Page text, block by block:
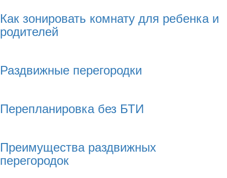
Как зонировать комнату для ребенка и
родителей
Раздвижные перегородки
Перепланировка без БТИ
Преимущества раздвижных
перегородок